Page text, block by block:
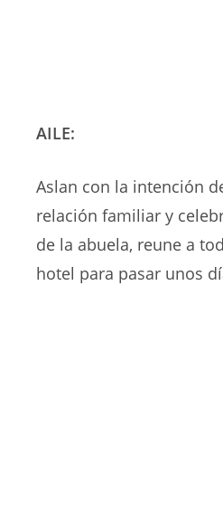
AILE:
Aslan con la intención
relación familiar y
de la abuela, reune a
hotel para pasar unos